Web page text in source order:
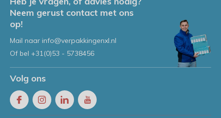
Neem gerust contact met ons
op!
Mail naar info@verpakkingenxl.nl
Of bel +31(0)53 - 5738456
Volg ons